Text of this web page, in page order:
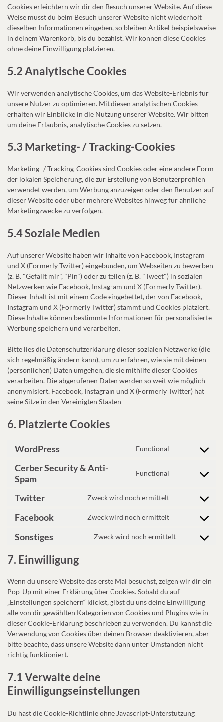
Cookies erleichtern wir dir den Besuch unserer Website. Auf diese
Weise musst du beim Besuch unserer Website nicht wiederholt
dieselben Informationen eingeben, so bleiben Artikel beispielsweise
in deinem Warenkorb, bis du bezahlst. Wir können diese Cookies
ohne deine Einwilligung platzieren.
5.2 Analytische Cookies
Wir verwenden analytische Cookies, um das Website-Erlebnis für
unsere Nutzer zu optimieren. Mit diesen analytischen Cookies
erhalten wir Einblicke in die Nutzung unserer Website. Wir bitten
um deine Erlaubnis, analytische Cookies zu setzen.
5.3 Marketing- / Tracking-Cookies
Marketing- / Tracking-Cookies sind Cookies oder eine andere Form
der lokalen Speicherung, die zur Erstellung von Benutzerprofilen
verwendet werden, um Werbung anzuzeigen oder den Benutzer auf
dieser Website oder über mehrere Websites hinweg für ähnliche
Marketingzwecke zu verfolgen.
5.4 Soziale Medien
Auf unserer Website haben wir Inhalte von Facebook, Instagram
und X (Formerly Twitter) eingebunden, um Webseiten zu bewerben
(z. B. "Gefällt mir", "Pin") oder zu teilen (z. B. "Tweet") in sozialen
Netzwerken wie Facebook, Instagram und X (Formerly Twitter).
Dieser Inhalt ist mit einem Code eingebettet, der von Facebook,
Instagram und X (Formerly Twitter) stammt und Cookies platziert.
Diese Inhalte können bestimmte Informationen für personalisierte
Werbung speichern und verarbeiten.
Bitte lies die Datenschutzerklärung dieser sozialen Netzwerke (die
sich regelmäßig ändern kann), um zu erfahren, wie sie mit deinen
(persönlichen) Daten umgehen, die sie mithilfe dieser Cookies
verarbeiten. Die abgerufenen Daten werden so weit wie möglich
anonymisiert. Facebook, Instagram und X (Formerly Twitter) hat
seine Sitze in den Vereinigten Staaten
6. Platzierte Cookies
WordPress Functional Consent to
Cerber Security & Anti-
Spam
Functional Consent to
Twitter Zweck wird noch ermittelt Consent to
Facebook Zweck wird noch ermittelt Consent to
Sonstiges Zweck wird noch ermittelt Consent to
7. Einwilligung
Wenn du unsere Website das erste Mal besuchst, zeigen wir dir ein
Pop-Up mit einer Erklärung über Cookies. Sobald du auf
„Einstellungen speichern“ klickst, gibst du uns deine Einwilligung
alle von dir gewählten Kategorien von Cookies und Plugins wie in
dieser Cookie-Erklärung beschrieben zu verwenden. Du kannst die
Verwendung von Cookies über deinen Browser deaktivieren, aber
bitte beachte, dass unsere Website dann unter Umständen nicht
richtig funktioniert.
7.1 Verwalte deine
Einwilligungseinstellungen
Du hast die Cookie-Richtlinie ohne Javascript-Unterstützung